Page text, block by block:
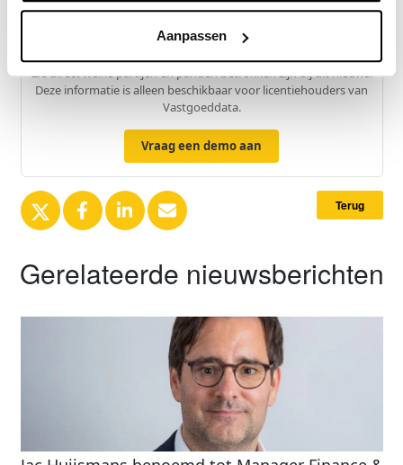
Aanpassen
Exclusief voor licentiehouders
Zie direct welke partijen en panden betrokken zijn bij dit nieuws.
Deze informatie is alleen beschikbaar voor licentiehouders van
Vastgoeddata.
Vraag een demo aan
Terug
Gerelateerde nieuwsberichten